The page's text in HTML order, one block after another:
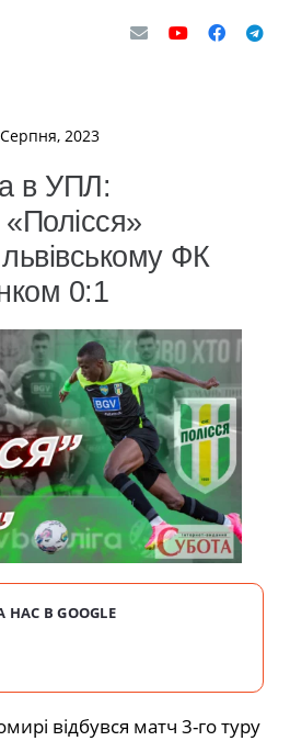
2023
в УПЛ:
ФК
0:1
В GOOGLE
відбувся матч 3-го туру